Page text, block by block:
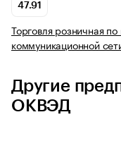
47.91
Торговля розничная
коммуникационной
Другие
ОКВЭД